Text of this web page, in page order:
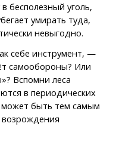
бесполезный уголь,
умирать туда,
невыгодно.
себе инструмент, —
самообороны? Или
Вспомни леса
в периодических
быть тем самым
возрождения